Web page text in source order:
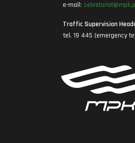
e-mail:
Traffic Supervision
tel. 19 445 (emergency